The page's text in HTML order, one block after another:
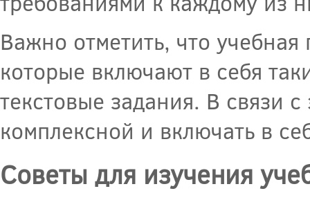
Важно отметить, что
которые включают в себя
текстовые задания. В связи
комплексной и включать в
Советы для изучения